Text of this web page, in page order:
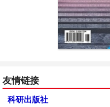
友情链接
科研出版社